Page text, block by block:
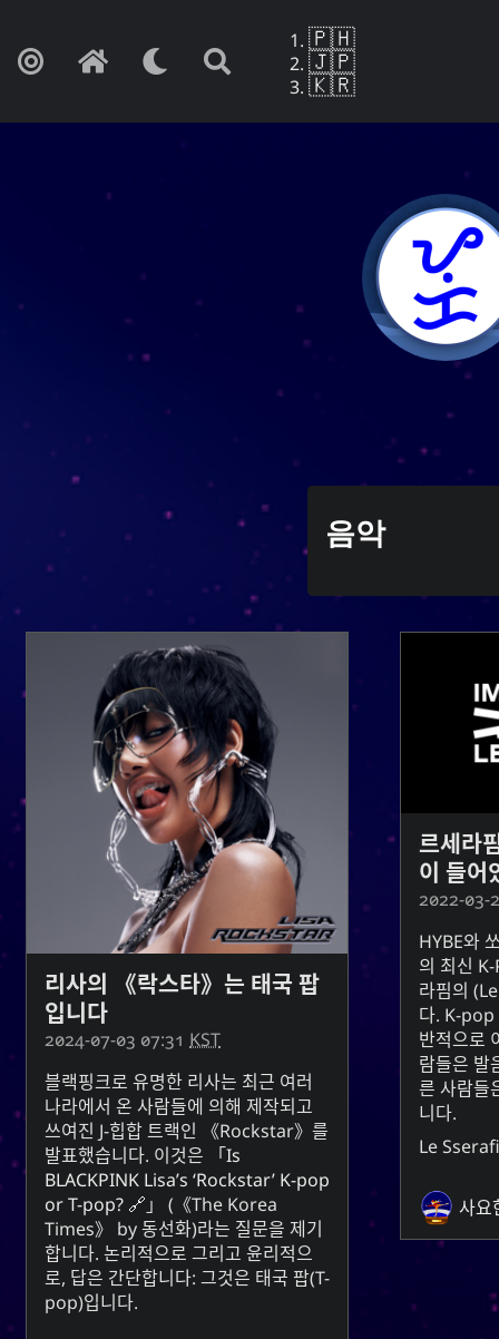
🇵🇭
🇯🇵
🇰🇷
음악
리사의 《락스타》는 태국 팝
입니다
2024-07-03 07:31 KST
블랙핑크로 유명한 리사는 최근 여러
나라에서 온 사람들에 의해 제작되고
쓰여진 J-힙합 트랙인
Rockstar
를
발표했습니다. 이것은
Is
BLACKPINK Lisa’s ‘Rockstar’ K-pop
or T-pop?
(
The Korea
Times
by동선화)라는 질문을 제기
합니다. 논리적으로 그리고 윤리적으
로, 답은 간단합니다: 그것은 태국 팝(T-
pop)입니다.
르세라
이 들어
2022-03-
HYBE와
의 최신
라핌의 (
다. K-pop
반적으로
람들은 발
른 사람들
니다.
Le
사요
Yohan
만약 이것이
문
사랑
지금 재생 중
MoshiMoshi♡ (JP Ver.)
Unis